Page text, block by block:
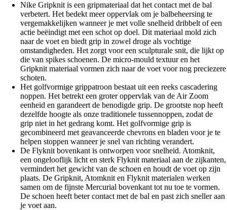
Nike Gripknit is een gripmateriaal dat het contact met de bal
verbetert. Het bedekt meer oppervlak om je balbeheersing te
vergemakkelijken wanneer je met volle snelheid dribbelt of een
actie beëindigt met een schot op doel. Dit materiaal mold zich
naar de voet en biedt grip in zowel droge als vochtige
omstandigheden. Het zorgt voor een sculpturale snit, die lijkt op
die van spikes schoenen. De micro-mould textuur en het
Gripknit materiaal vormen zich naar de voet voor nog preciezere
schoten.
Het golfvormige grippatroon bestaat uit een reeks cascadering
noppen. Het betrekt een groter oppervlak van de Air Zoom
eenheid en garandeert de benodigde grip. De grootste nop heeft
dezelfde hoogte als onze traditionele tussennoppen, zodat de
grip niet in het gedrang komt. Het golfvormige grip is
gecombineerd met geavanceerde chevrons en bladen voor je te
helpen stoppen wanneer je snel van richting verandert.
De Flyknit bovenkant is ontworpen voor snelheid. Atomknit,
een ongelooflijk licht en sterk Flyknit materiaal aan de zijkanten,
vermindert het gewicht van de schoen en houdt de voet op zijn
plaats. De Gripknit, Atomknit en Flyknit materialen werken
samen om de fijnste Mercurial bovenkant tot nu toe te vormen.
De schoen heeft beter contact met de bal en past zich sneller aan
je voet aan.